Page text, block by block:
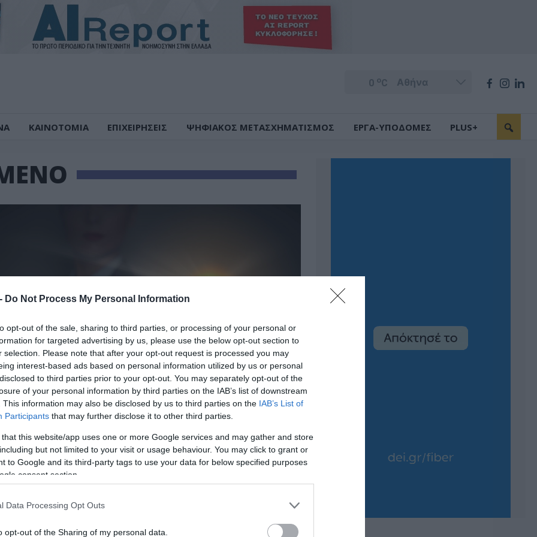
Do Not Process My Personal Information
opt-out of the sale, sharing to third parties, or processing of your personal or
for targeted advertising by us, please use the below opt-out section to
selection. Please note that after your opt-out request is processed you may
interest-based ads based on personal information utilized by us or personal
to third parties prior to your opt-out. You may separately opt-out of the
of your personal information by third parties on the IAB’s list of downstream
This information may also be disclosed by us to third parties on the IAB’s List of
Participants that may further disclose it to other third parties.
that this website/app uses one or more Google services and may gather and store
but not limited to your visit or usage behaviour. You may click to grant or
to Google and its third-party tags to use your data for below specified purposes
consent section.
Data Processing Opt Outs
opt-out of the Sharing of my personal data.
0 oC
ΚΑΙΝΟΤΟΜΙΑ ΕΠΙΧΕΙΡΗΣΕΙΣ ΨΗΦΙΑΚΟΣ ΜΕΤΑΣΧΗΜΑΤΙΣΜΟΣ ΕΡΓΑ-ΥΠΟΔΟΜΕΣ PLUS+